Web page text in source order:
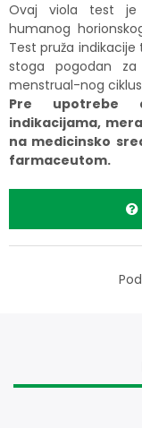
Ovaj viola test je
humanog
Test pruža
stoga pogodan
menstrual-nog
Pre upotrebe
indikacijama,
na medicinsko
farmaceutom.